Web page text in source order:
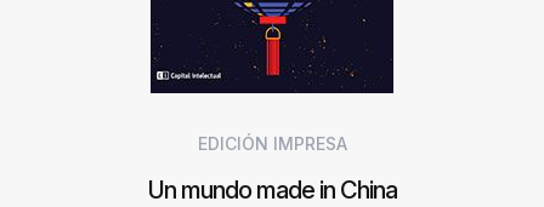
EDICIÓN IMPRESA
Un mundo made in China